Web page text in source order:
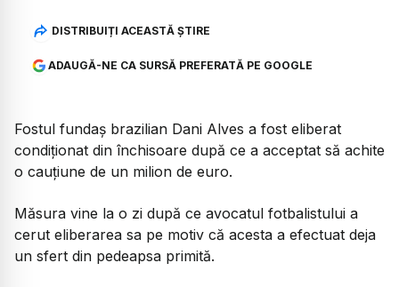
DISTRIBUIȚI ACEASTĂ ȘTIRE
ADAUGĂ-NE CA SURSĂ PREFERATĂ PE GOOGLE
Fostul fundaș brazilian Dani Alves a fost eliberat
condiționat din închisoare după ce a acceptat să achite
o cauțiune de un milion de euro.
Măsura vine la o zi după ce avocatul fotbalistului a
cerut eliberarea sa pe motiv că acesta a efectuat deja
un sfert din pedeapsa primită.